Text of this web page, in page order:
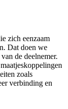
zich eenzaam
Dat doen we
de deelnemer.
zoals
verbinding en